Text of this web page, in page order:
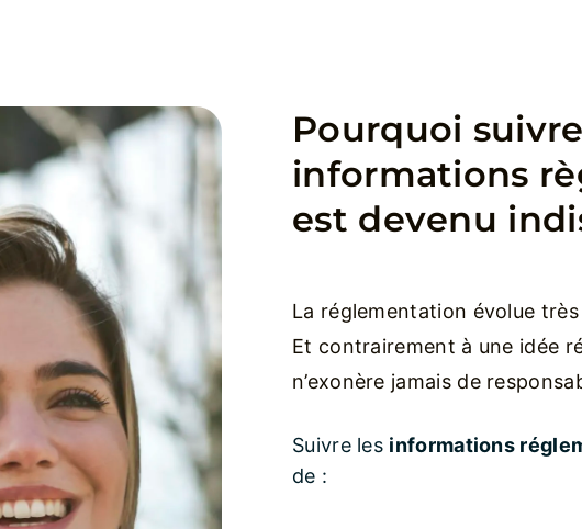
Pourquoi
informations
est devenu
La réglementation évolue
Et contrairement à une idée
n’exonère jamais de
Suivre les informations
de :